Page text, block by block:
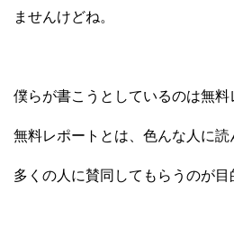
ませんけどね。
僕らが書こうとしているのは無料
無料レポートとは、色んな人に読
多くの人に賛同してもらうのが目